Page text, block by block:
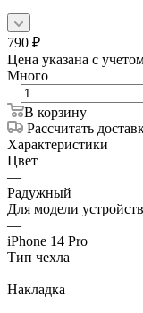
790 ₽
Цена указана с
Много
В корзину
Рассчитать
Характеристики
Цвет
—
Радужный
Для модели
—
iPhone 14 Pro
Тип чехла
—
Накладка